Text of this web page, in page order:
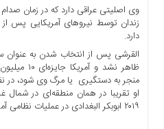
وی اصلیتی عراقی دارد که در زمان
زندان توسط نیروهای آمریکایی پس از
دارد.
القرشی پس از انتخاب شدن به عنوان
ظاهر نشد و
منجر به دستگیری یا مرگ وی شود، در
۲۰۱۹ ابوبکر البغدادی در عملیات نظامی آمریکا از پای درآمد